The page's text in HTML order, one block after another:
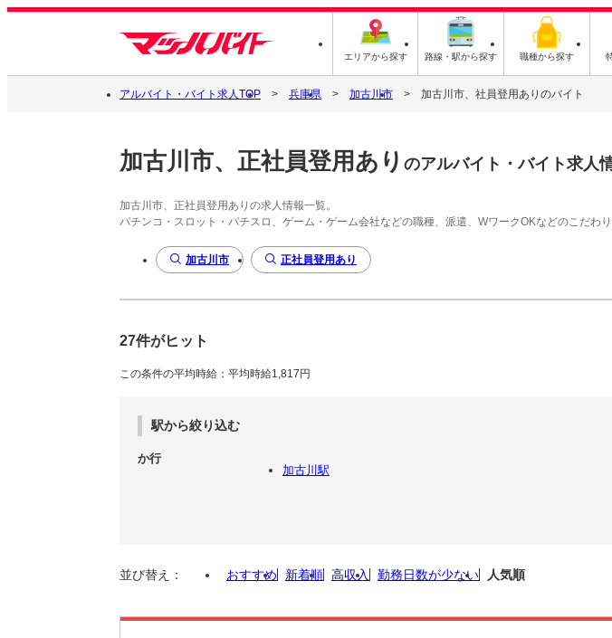
エリアから探す 路線・駅から探す 職種から探す
アルバイト・バイト求人TOP 兵庫県 加古川市 加古川市、社員登用ありのバイト
加古川市、正社員登用あり のアルバイト・バイト求人
加古川市、正社員登用ありの求人情報一覧。
パチンコ・スロット・パチスロ、ゲーム・ゲーム会社などの職種、派遣、WワークOKなどのこだわ
加古川市 正社員登用あり
27件がヒット
この条件の平均時給：平均時給1,817円
駅から絞り込む
か行
加古川駅
並び替え： おすすめ 新着順 高収入 勤務日数が少ない 人気順